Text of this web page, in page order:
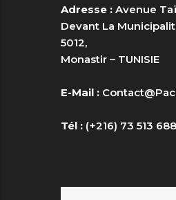
Adresse : Avenue
Devant La
5012,
Monastir – TUNISIE
E-Mail :
Tél : (+216) 73 513 688